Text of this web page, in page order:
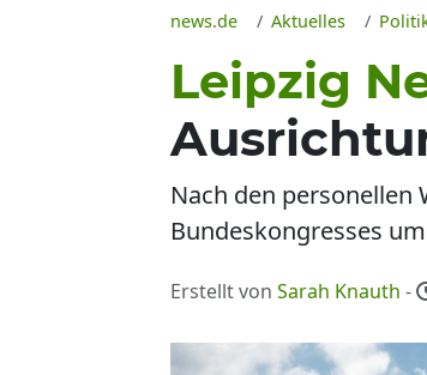
news.de Aktuelles
Leipzig
Nach den personellen
Bundeskongresses
Erstellt von Sarah Knauth -